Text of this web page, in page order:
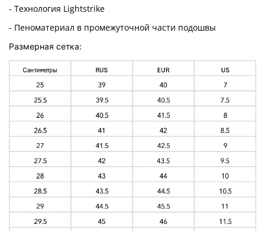
- Технология Lightstrike
- Пеноматериал в промежуточной части подошвы
Размерная сетка: